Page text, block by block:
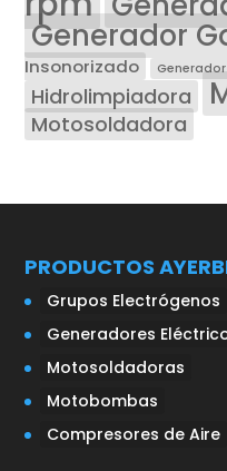
Generador
Insonorizado
Hidrolimpiadora
Motosoldadora
PRODUCTOS
Grupos Electrógenos
Generadores
Motosoldadoras
Motobombas
Compresores de Aire